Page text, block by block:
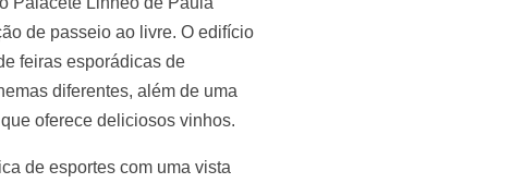
de passeio ao livre. O edifício
feiras esporádicas de
diferentes, além de uma
oferece deliciosos vinhos.
de esportes com uma vista